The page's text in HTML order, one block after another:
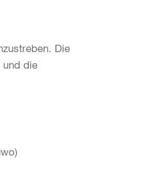
Die
und die